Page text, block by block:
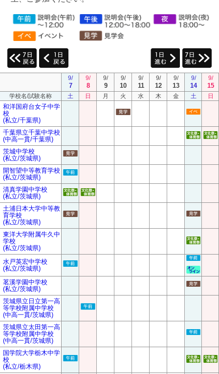
9/
7
9/
8
9/
9
9/
10
9/
11
9/
12
9/
13
9/
14
9/
15
学校名/試験名称 土 日 月 火 水 木 金 土 日
和洋国府台女子中学
校
(私立/千葉県)
千葉県立千葉中学校
(中高一貫/千葉県)
茨城中学校
(私立/茨城県)
開智望中等教育学校
(私立/茨城県)
清真学園中学校
(私立/茨城県)
土浦日本大学中等教
育学校
(私立/茨城県)
東洋大学附属牛久中
学校
(私立/茨城県)
水戸英宏中学校
(私立/茨城県)
茗溪学園中学校
(私立/茨城県)
茨城県立日立第一高
等学校附属中学校
(中高一貫/茨城県)
茨城県立太田第一高
等学校附属中学校
(中高一貫/茨城県)
国学院大学栃木中学
校
(私立/栃木県)